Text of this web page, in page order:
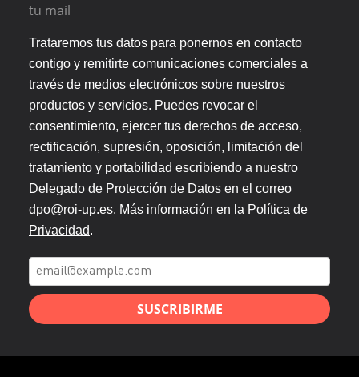
tu mail
Trataremos tus datos para ponernos en contacto
contigo y remitirte comunicaciones comerciales a
través de medios electrónicos sobre nuestros
productos y servicios. Puedes revocar el
consentimiento, ejercer tus derechos de acceso,
rectificación, supresión, oposición, limitación del
tratamiento y portabilidad escribiendo a nuestro
Delegado de Protección de Datos en el correo
dpo@roi-up.es. Más información en la Política de
Privacidad.
SUSCRIBIRME